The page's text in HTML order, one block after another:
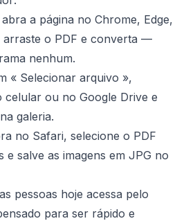
abra a página no Chrome, Edge,
arraste o PDF e converta —
nenhum.
« Selecionar arquivo »,
celular ou no Google Drive e
galeria.
no Safari, selecione o PDF
e salve as imagens em JPG no
pessoas hoje acessa pelo
para ser rápido e